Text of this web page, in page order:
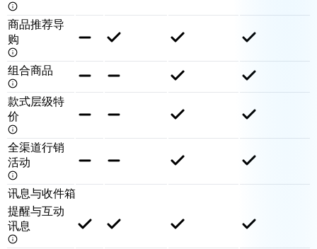
商品推荐导
购
组合商品
款式层级特
价
全渠道行销
活动
讯息与收件箱
提醒与互动
讯息